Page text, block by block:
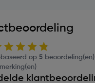
op 5 beoordeling(en)